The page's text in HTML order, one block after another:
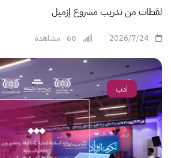
لقطات من تدريب مشروع إزميل
2026/7/24
60 مشاهدة
ادب